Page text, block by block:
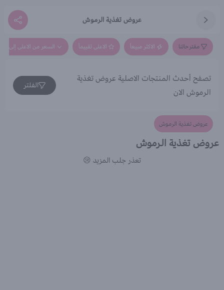
عروض تغذية الرموش
مقترحاتنا الاكثر مبيعاً الاعلى تقييماً السعر من الاعلى إلى
تصفح أحدث المنتجات الاصلية عروض تغذية
الرموش الان
الفلتر
عروض تغذية الرموش
عروض تغذية الرموش
تعذر جلب المزيد 😢